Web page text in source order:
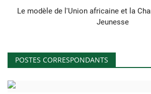
Le modèle de l'Union africaine et la
Jeunesse
POSTES CORRESPONDANTS